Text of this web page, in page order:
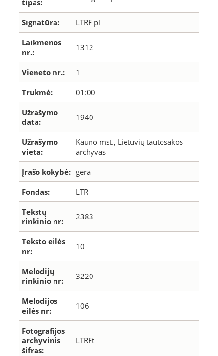
tipas:
Signatūra: LTRF pl
Laikmenos
nr.:
1312
Vieneto nr.: 1
Trukmė: 01:00
Užrašymo
data:
1940
Užrašymo
vieta:
Kauno mst., Lietuvių tautosakos
archyvas
Įrašo kokybė: gera
Fondas: LTR
Tekstų
rinkinio nr:
2383
Teksto eilės
nr:
10
Melodijų
rinkinio nr:
3220
Melodijos
eilės nr:
106
Fotografijos
archyvinis
šifras:
LTRFt